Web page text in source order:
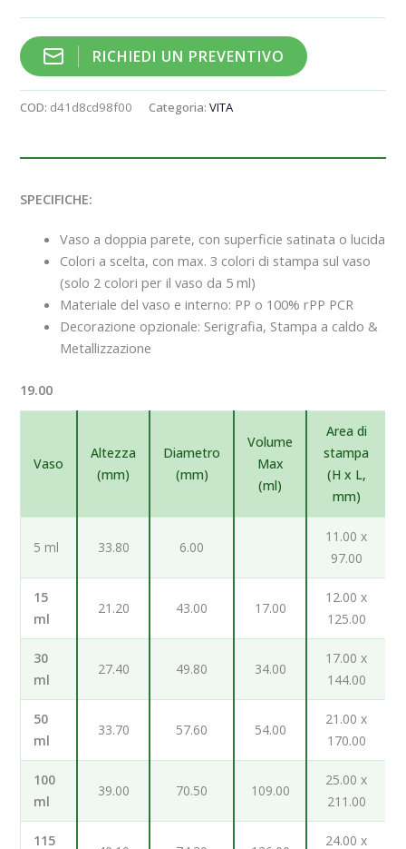
RICHIEDI UN PREVENTIVO
COD: d41d8cd98f00 Categoria:VITA
SPECIFICHE:
Vaso a doppia parete, con superficie satinata o lucida
Colori a scelta, con max. 3 colori di stampa sul vaso
(solo 2 colori per il vaso da 5 ml)
Materiale del vaso e interno: PP o 100% rPP PCR
Decorazione opzionale: Serigrafia, Stampa a caldo &
Metallizzazione
19.00
Vaso
Altezza
(mm)
Diametro
(mm)
Volume
Max
(ml)
Area di
stampa
(H x L,
mm)
5 ml 33.80 6.00
11.00 x
97.00
15
ml
21.20 43.00 17.00
12.00 x
125.00
30
ml
27.40 49.80 34.00
17.00 x
144.00
50
ml
33.70 57.60 54.00
21.00 x
170.00
100
ml
39.00 70.50 109.00
25.00 x
211.00
115
24.00 x